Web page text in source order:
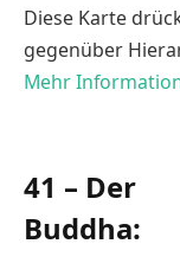
Diese Karte
gegenüber
Mehr
41 – Der
Buddha: